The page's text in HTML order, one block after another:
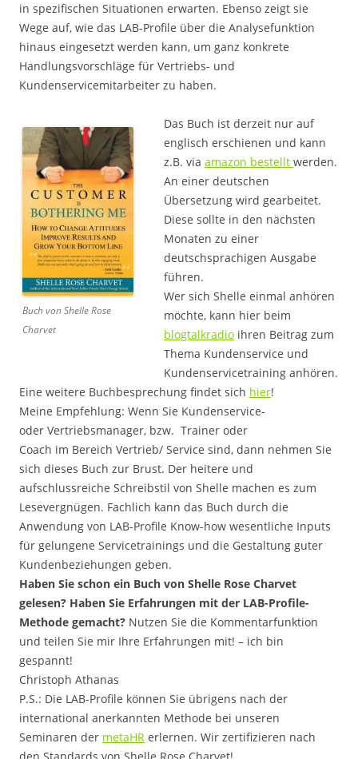
in spezifischen Situationen erwarten. Ebenso zeigt sie
Wege auf, wie das LAB-Profile über die Analysefunktion
hinaus eingesetzt werden kann, um ganz konkrete
Handlungsvorschläge für Vertriebs- und
Kundenservicemitarbeiter zu haben.
Buch von Shelle Rose
Charvet
Das Buch ist derzeit nur auf
englisch erschienen und kann
z.B. via amazon bestellt werden.
An einer deutschen
Übersetzung wird gearbeitet.
Diese sollte in den nächsten
Monaten zu einer
deutschsprachigen Ausgabe
führen.
Wer sich Shelle einmal anhören
möchte, kann hier beim
blogtalkradio ihren Beitrag zum
Thema Kundenservice und
Kundenservicetraining anhören.
Eine weitere Buchbesprechung findet sich hier!
Meine Empfehlung: Wenn Sie Kundenservice-
oder Vertriebsmanager, bzw. Trainer oder
Coach im Bereich Vertrieb/ Service sind, dann nehmen Sie
sich dieses Buch zur Brust. Der heitere und
aufschlussreiche Schreibstil von Shelle machen es zum
Lesevergnügen. Fachlich kann das Buch durch die
Anwendung von LAB-Profile Know-how wesentliche Inputs
für gelungene Servicetrainings und die Gestaltung guter
Kundenbeziehungen geben.
Haben Sie schon ein Buch von Shelle Rose Charvet
gelesen? Haben Sie Erfahrungen mit der LAB-Profile-
Methode gemacht? Nutzen Sie die Kommentarfunktion
und teilen Sie mir Ihre Erfahrungen mit! – ich bin
gespannt!
Christoph Athanas
P.S.: Die LAB-Profile können Sie übrigens nach der
international anerkannten Methode bei unseren
Seminaren der metaHR erlernen. Wir zertifizieren nach